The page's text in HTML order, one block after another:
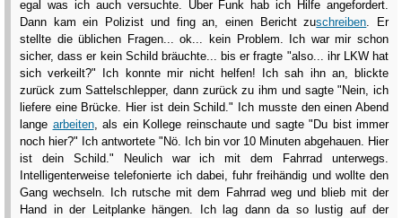
egal was ich auch versuchte. Über Funk hab ich Hilfe angefordert.
Dann kam ein Polizist und fing an, einen Bericht zuschreiben . Er
stellte die üblichen Fragen... ok... kein Problem. Ich war mir schon
sicher, dass er kein Schild bräuchte... bis er fragte "also... ihr LKW hat
sich verkeilt?" Ich konnte mir nicht helfen! Ich sah ihn an, blickte
zurück zum Sattelschlepper, dann zurück zu ihm und sagte "Nein, ich
liefere eine Brücke. Hier ist dein Schild." Ich musste den einen Abend
lange arbeiten, als ein Kollege reinschaute und sagte "Du bist immer
noch hier?" Ich antwortete "Nö. Ich bin vor 10 Minuten abgehauen. Hier
ist dein Schild." Neulich war ich mit dem Fahrrad unterwegs.
Intelligenterweise telefonierte ich dabei, fuhr freihändig und wollte den
Gang wechseln. Ich rutsche mit dem Fahrrad weg und blieb mit der
Hand in der Leitplanke hängen. Ich lag dann da so lustig auf der